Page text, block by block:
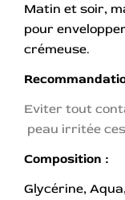
Matin et soir,
pour
crémeuse.
Eviter tout
peau irritée
Composition :
Glycérine,